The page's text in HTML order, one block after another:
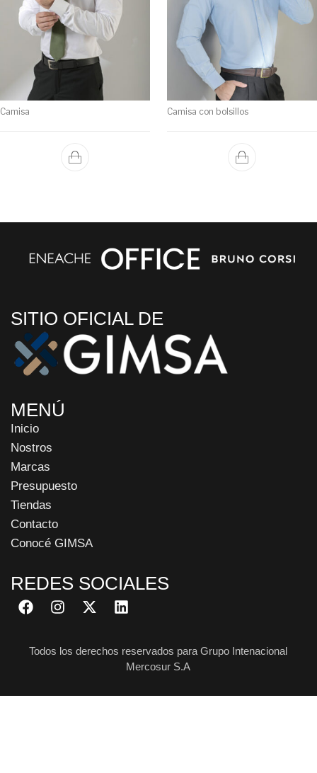
Camisa Camisa con bolsillos
SITIO OFICIAL DE
MENÚ
Inicio
Nostros
Marcas
Presupuesto
Tiendas
Contacto
Conocé GIMSA
REDES SOCIALES
Todos los derechos reservados para Grupo Intenacional
Mercosur S.A